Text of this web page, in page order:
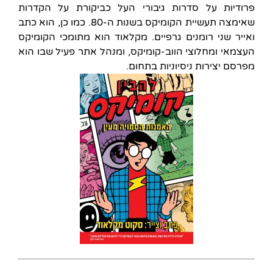
פרודיות על סדרות גיבורי העל כביקורת על הקדרות
שאימצה תעשיית הקומיקס בשנות ה-80. כמו כן, הוא כתב
ואייר שני רומנים גרפיים. מקלאוד הוא מתומכי הקומיקס
העצמאי ומחלוצי הווב-קומיקס, ומנהל אתר פעיל שבו הוא
מפרסם יצירות ניסיוניות בתחום.